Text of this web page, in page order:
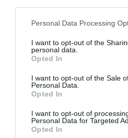
Please note that this website/app
not limited to your visit or usage
grant or deny consent to Google
use your data for below specified
consent section.
Personal Data Processing
I want to opt-out of the
personal data.
Opted In
I want to opt-out of the Sale
Personal Data.
Opted In
I want to opt-out of
Personal Data for Targeted
Opted In
Σ. Καλαφάτης: «Η
Τεχνητή Νοημοσύνη
δεν είναι απλώς μια
μια νέα βιομηχανική
επανάσταση»
31.07.2026
Νέος οδηγός του ΕΚΤ
για τη χρηματοδότηση
των ελληνικών
επιχειρήσεων στον
31.07.2026